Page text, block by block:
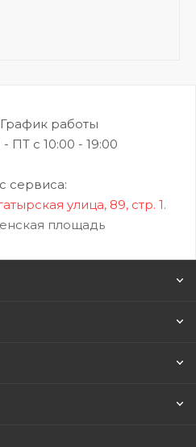
График работы
ПТ с 10:00 - 19:00
сервиса:
улица, 89, стр. 1.
площадь